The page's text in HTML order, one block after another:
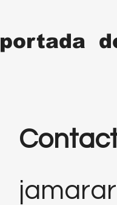
portada